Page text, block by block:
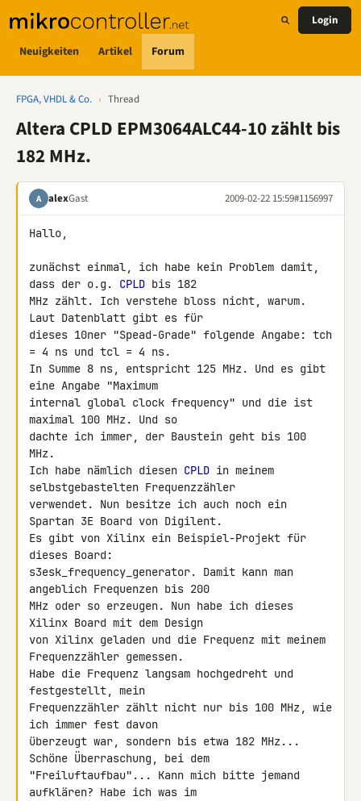
Neuigkeiten Artikel Forum
Login
FPGA, VHDL & Co. › Thread
Altera CPLD EPM3064ALC44-10 zählt bis
182 MHz.
A alexGast 2009-02-22 15:59#1156997
Hallo,
zunächst einmal, ich habe kein Problem damit,
dass der o.g. CPLD bis 182
MHz zählt. Ich verstehe bloss nicht, warum.
Laut Datenblatt gibt es für
dieses 10ner "Spead-Grade" folgende Angabe: tch
= 4 ns und tcl = 4 ns.
In Summe 8 ns, entspricht 125 MHz. Und es gibt
eine Angabe "Maximum
internal global clock frequency" und die ist
maximal 100 MHz. Und so
dachte ich immer, der Baustein geht bis 100
MHz.
Ich habe nämlich diesen CPLD in meinem
selbstgebastelten Frequenzzähler
verwendet. Nun besitze ich auch noch ein
Spartan 3E Board von Digilent.
Es gibt von Xilinx ein Beispiel-Projekt für
dieses Board:
s3esk_frequency_generator. Damit kann man
angeblich Frequenzen bis 200
MHz oder so erzeugen. Nun habe ich dieses
Xilinx Board mit dem Design
von Xilinx geladen und die Frequenz mit meinem
Frequenzzähler gemessen.
Habe die Frequenz langsam hochgedreht und
festgestellt, mein
Frequenzzähler zählt nicht nur bis 100 MHz, wie
ich immer fest davon
überzeugt war, sondern bis etwa 182 MHz...
Schöne Überraschung, bei dem
"Freiluftaufbau"... Kann mich bitte jemand
aufklären? Habe ich was im